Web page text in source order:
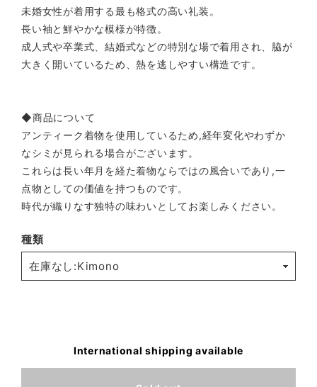
未婚女性が着用する最も格式の高い礼装。
長い袖と鮮やかな模様が特徴。
成人式や卒業式、結婚式などの特別な場で着用され、脇が
大きく開いているため、熱を逃しやすい構造です。
◆商品について
アンティーク着物を使用しているため,経年変化やわずか
なシミが見られる場合がございます。
これらは長い年月を経た着物ならではの風合いであり,一
点物としての価値を持つものです。
時代が織りなす独特の味わいとしてお楽しみください。
種類
International shipping available